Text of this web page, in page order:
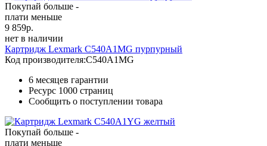
Покупай больше -
плати меньше
9 859р.
нет в наличии
Картридж Lexmark C540A1MG пурпурный
Код производителя:C540A1MG
6 месяцев гарантии
Ресурс 1000 страниц
Сообщить о поступлении товара
Покупай больше -
плати меньше